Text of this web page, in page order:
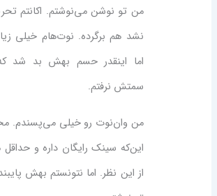
من تو نوشن می‌نوشتم. اکانتم
نشد هم برگرده. نوت‌هام خیلی
اما اینقدر حسم بهش بد شد
سمتش نرفتم.
من وان‌نوت رو خیلی می‌پسندم.
این‌که سینک رایگان داره و حداقل
از این نظر. اما نتونستم بهش